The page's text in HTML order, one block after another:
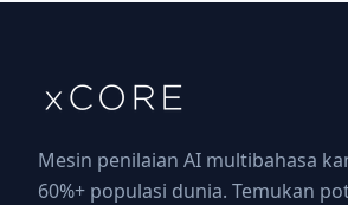
Mesin penilaian AI multibahasa
60%+ populasi dunia. Temukan